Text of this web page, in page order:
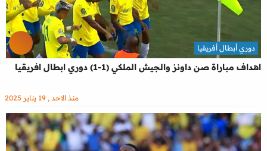
اهداف مباراة صن داونز والجيش الملكي (1-1) دوري ابطال افريقيا
دوري أبطال أفريقيا
منذ الاحد , 19 يناير 2025